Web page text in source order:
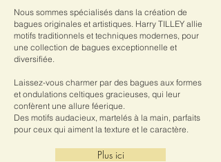
Nous sommes spécialisés dans la création de
bagues originales et artistiques. Harry TILLEY allie
motifs traditionnels et techniques modernes, pour
une collection de bagues exceptionnelle et
diversifiée.
Laissez-vous charmer par des bagues aux formes
et ondulations celtiques gracieuses, qui leur
confèrent une allure féerique.
Des motifs audacieux, martelés à la main, parfaits
pour ceux qui aiment la texture et le caractère.
Plus ici